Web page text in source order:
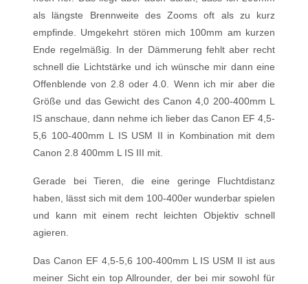
als längste Brennweite des Zooms oft als zu kurz
empfinde. Umgekehrt stören mich 100mm am kurzen
Ende regelmäßig. In der Dämmerung fehlt aber recht
schnell die Lichtstärke und ich wünsche mir dann eine
Offenblende von 2.8 oder 4.0. Wenn ich mir aber die
Größe und das Gewicht des Canon 4,0 200-400mm L
IS anschaue, dann nehme ich lieber das Canon EF 4,5-
5,6 100-400mm L IS USM II in Kombination mit dem
Canon 2.8 400mm L IS III mit.
Gerade bei Tieren, die eine geringe Fluchtdistanz
haben, lässt sich mit dem 100-400er wunderbar spielen
und kann mit einem recht leichten Objektiv schnell
agieren.
Das Canon EF 4,5-5,6 100-400mm L IS USM II ist aus
meiner Sicht ein top Allrounder, der bei mir sowohl für